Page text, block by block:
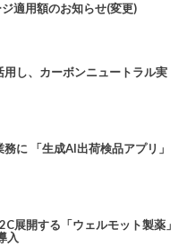
適用額のお知らせ(変更)
し、カーボンニュートラル実
に 「生成AI出荷検品アプリ」
展開する「ウェルモット製薬」
入